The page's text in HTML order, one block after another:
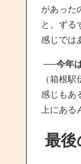
があった
と。ずる
感じでは
──今年
（箱根
感じもあ
上にある
最後